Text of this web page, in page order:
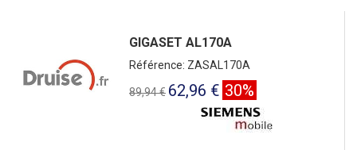
GIGASET AL170A
Référence: ZASAL170A
89,94 € 62,96 € 30%